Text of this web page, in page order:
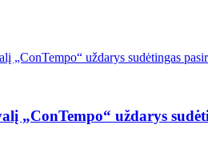
„ConTempo“ uždarys